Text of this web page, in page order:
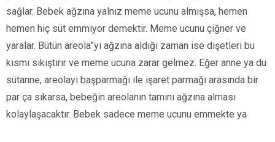
sağlar. Bebek ağzına yalnız meme ucunu almış­sa, hemen
hemen hiç süt emmiyor demektir. Meme ucunu çiğner ve
yaralar. Bütün areola”yı ağzına aldığı zaman ise dişetleri bu
kısmı sıkıştırır ve meme ucuna zarar gelmez. Eğer anne ya du
sütanne, areolayı başparmağı ile işaret parmağı arasında bir
par ça sıkarsa, bebeğin areolanın tamını ağzına alması
kolaylaşacak­tır. Bebek sadece meme ucunu emmekte ya